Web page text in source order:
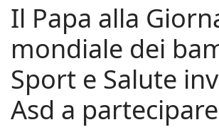
Il Papa alla
mondiale dei
Sport e Salute
Asd a partecipare